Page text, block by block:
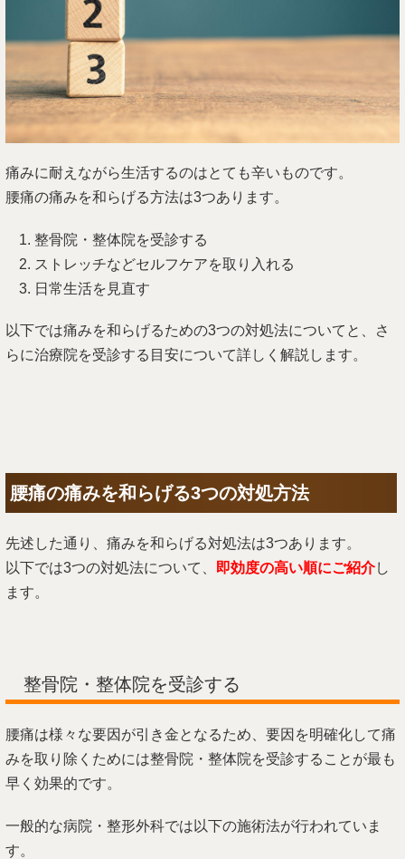
痛みに耐えながら生活するのはとても辛いものです。
腰痛の痛みを和らげる方法は3つあります。
整骨院・整体院を受診する
ストレッチなどセルフケアを取り入れる
日常生活を見直す
以下では痛みを和らげるための3つの対処法についてと、さ
らに治療院を受診する目安について詳しく解説します。
腰痛の痛みを和らげる3つの対処方法
先述した通り、痛みを和らげる対処法は3つあります。
以下では3つの対処法について、
即効度の高い順にご紹介し
ます。
整骨院・整体院を受診する
腰痛は様々な要因が引き金となるため、要因を明確化して痛
みを取り除くためには整骨院・整体院を受診することが最も
早く効果的です。
一般的な病院・整形外科では以下の施術法が行われていま
す。